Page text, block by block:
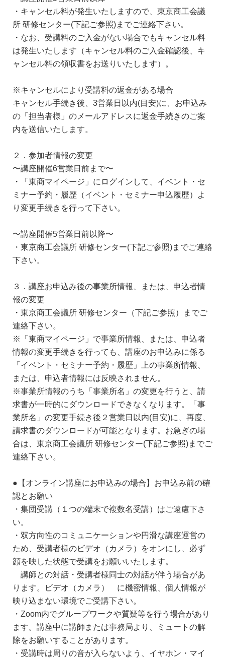
・キャンセル料が発生いたしますので、東京商工会議
所 研修センター(下記ご参照)までご連絡下さい。
・なお、受講料のご入金がない場合でもキャンセル料
は発生いたします（キャンセル料のご入金確認後、キ
ャンセル料の領収書をお送りいたします）。
※キャンセルにより受講料の返金がある場合
キャンセル手続き後、3営業日以内(目安)に、お申込み
の「担当者様」のメールアドレスに返金手続きのご案
内を送信いたします。
２．参加者情報の変更
〜講座開催6営業日前まで〜
・「東商マイページ」にログインして、イベント・セ
ミナー予約・履歴（イベント・セミナー申込履歴）よ
り変更手続きを行って下さい。
〜講座開催5営業日前以降〜
・東京商工会議所 研修センター(下記ご参照)までご連絡
下さい。
３．講座お申込み後の事業所情報、または、申込者情
報の変更
・東京商工会議所 研修センター（下記ご参照）までご
連絡下さい。
※「東商マイページ」で事業所情報、または、申込者
情報の変更手続きを行っても、講座のお申込みに係る
「イベント・セミナー予約・履歴」上の事業所情報、
または、申込者情報には反映されません。
※事業所情報のうち「事業所名」の変更を行うと、請
求書が一時的にダウンロードできなくなります。「事
業所名」の変更手続き後２営業日以内(目安)に、再度、
請求書のダウンロードが可能となります。お急ぎの場
合は、東京商工会議所 研修センター(下記ご参照)までご
連絡下さい。
●【オンライン講座にお申込みの場合】お申込み前の確
認とお願い
・集団受講（１つの端末で複数名受講）はご遠慮下さ
い。
・双方向性のコミュニケーションや円滑な講座運営の
ため、受講者様のビデオ（カメラ）をオンにし、必ず
顔を映した状態で受講をお願いいたします。
講師との対話・受講者様同士の対話が伴う場合があ
ります。ビデオ（カメラ） に機密情報、個人情報が
映り込まない環境でご受講下さい。
・Zoom内でグループワークや質疑等を行う場合があり
ます。講座中に講師または事務局より、ミュートの解
除をお願いすることがあります。
・受講時は周りの音が入らないよう、イヤホン・マイ